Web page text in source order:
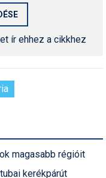
ír ehhez a cikkhez
magasabb régióit
kerékpárút